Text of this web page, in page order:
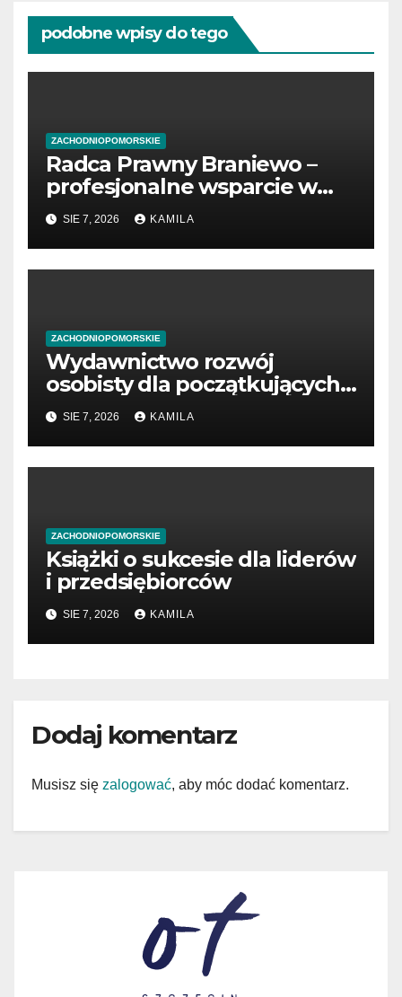
podobne wpisy do tego
ZACHODNIOPOMORSKIE
Radca Prawny Braniewo –
profesjonalne wsparcie w
sprawach prawnych
SIE 7, 2026 KAMILA
ZACHODNIOPOMORSKIE
Wydawnictwo rozwój
osobisty dla początkujących
przedsiębiorców
SIE 7, 2026 KAMILA
ZACHODNIOPOMORSKIE
Książki o sukcesie dla liderów
i przedsiębiorców
SIE 7, 2026 KAMILA
Dodaj komentarz
Musisz się zalogować, aby móc dodać komentarz.